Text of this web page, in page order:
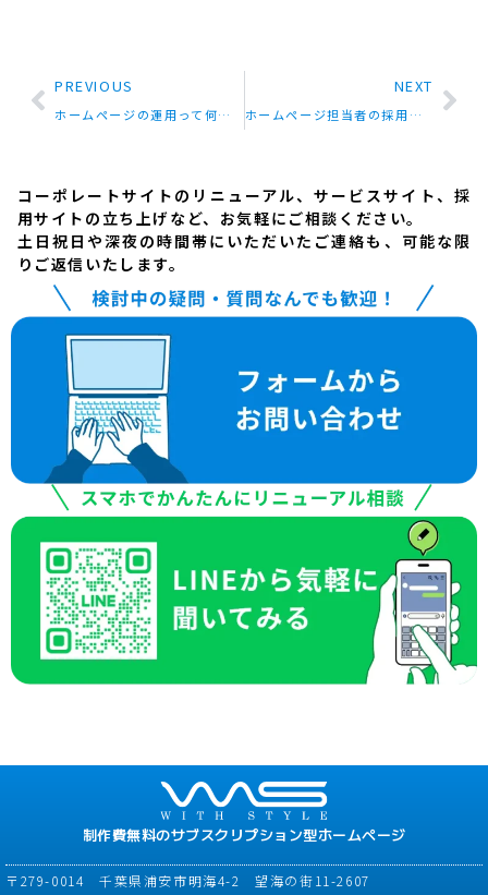
PREVIOUS
ホームページの運用って何をするの？初心者でも失敗しない方法をプロが解説
NEXT
ホームページ担当者の採用はなかなか難しい
コーポレートサイトのリニューアル、サービスサイト、採
用サイトの立ち上げなど、お気軽にご相談ください。
土日祝日や深夜の時間帯にいただいたご連絡も、可能な限
りご返信いたします。
制作費無料のサブスクリプション型ホームページ
〒279-0014 千葉県浦安市明海4-2 望海の街11-2607